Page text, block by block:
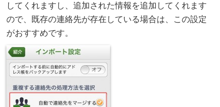
してくれますし、追加された情報を追加してくれます
ので、既存の連絡先が存在している場合は、この設定
がおすすめです。